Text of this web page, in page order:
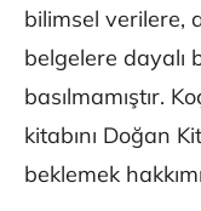
bilimsel verilere,
belgelere dayalı
basılmamıştır.
kitabını Doğan
beklemek